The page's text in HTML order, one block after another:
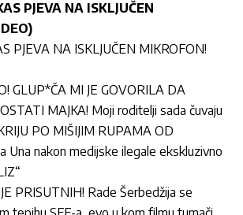
PJEVA NA ISKLJUČEN
PJEVA NA ISKLJUČEN MIKROFON!
GLUP*ČA MI JE GOVORILA DA
MAJKA! Moji roditelji sada čuvaju
PO MIŠIJIM RUPAMA OD
Una nakon medijske ilegale ekskluzivno
PRISUTNIH! Rade Šerbedžija se